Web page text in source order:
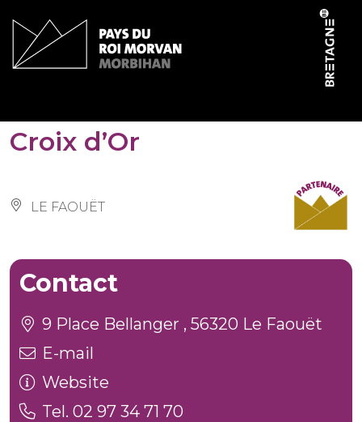
Croix d’Or
LE FAOUËT
Contact
9 Place Bellanger , 56320 Le Faouët
E-mail
Website
Tel. 02 97 34 71 70